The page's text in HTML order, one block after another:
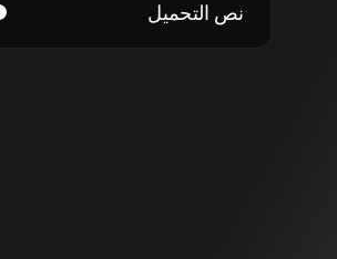
نص التحميل